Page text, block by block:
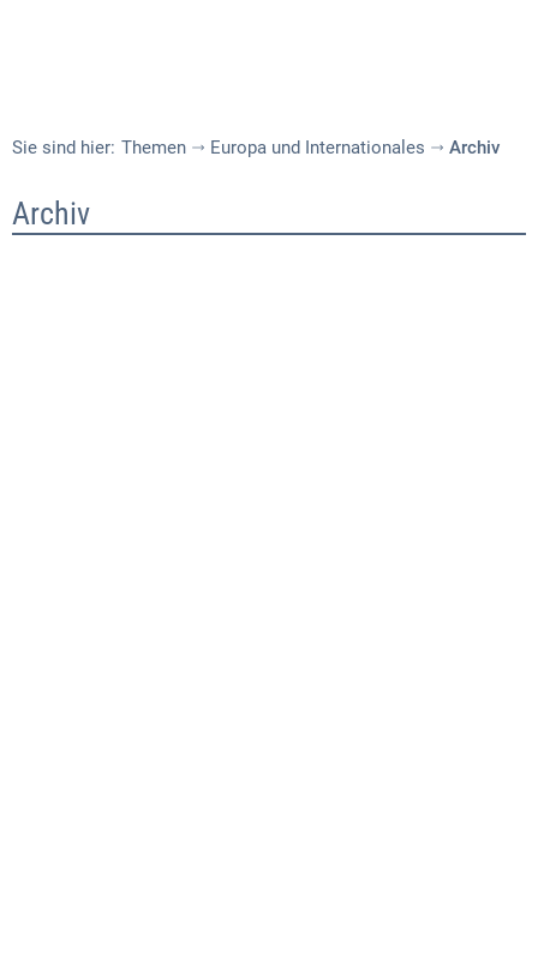
Sie sind hier: Themen Europa und Internationales Archiv
Archiv
Archiv